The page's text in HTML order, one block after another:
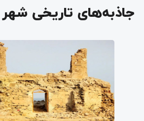
جاذبه‌های تاریخی شهر